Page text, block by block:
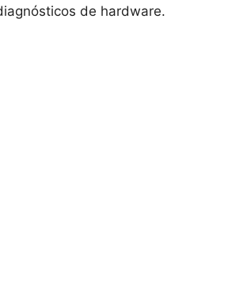
de hardware.